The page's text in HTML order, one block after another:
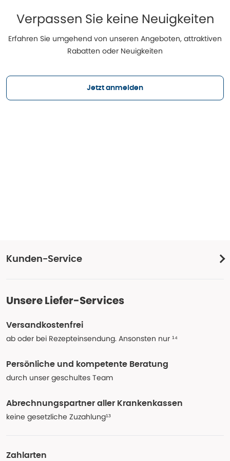
Verpassen Sie keine Neuigkeiten
Erfahren Sie umgehend von unseren Angeboten, attraktiven
Rabatten oder Neuigkeiten
Jetzt anmelden
Kunden-Service
Unsere Liefer-Services
Versandkostenfrei
ab oder bei Rezepteinsendung. Ansonsten nur ¹⁴
Persönliche und kompetente Beratung
durch unser geschultes Team
Abrechnungspartner aller Krankenkassen
keine gesetzliche Zuzahlung¹³
Zahlarten